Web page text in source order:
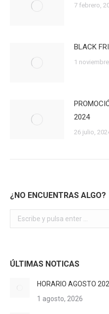
7 febrero,
BLACK
1
2024
26 julio,
¿NO ENCUENTRAS ALGO?
Buscar:
ÚLTIMAS NOTICAS
HORARIO AGOSTO
1 agosto, 2026